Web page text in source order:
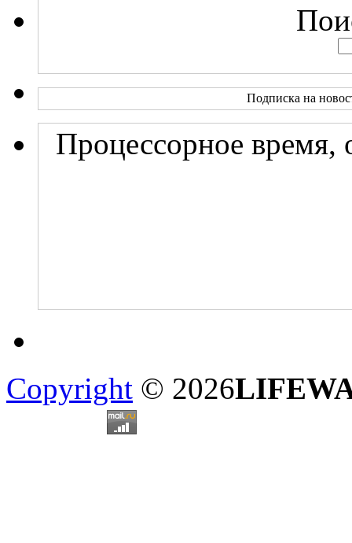
Подписка на
Процессорное время,
Copyright © 2026